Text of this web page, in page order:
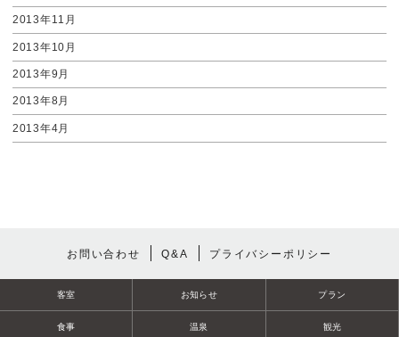
2013年11月
2013年10月
2013年9月
2013年8月
2013年4月
お問い合わせ Q&A プライバシーポリシー
客室 お知らせ プラン
食事 温泉 観光